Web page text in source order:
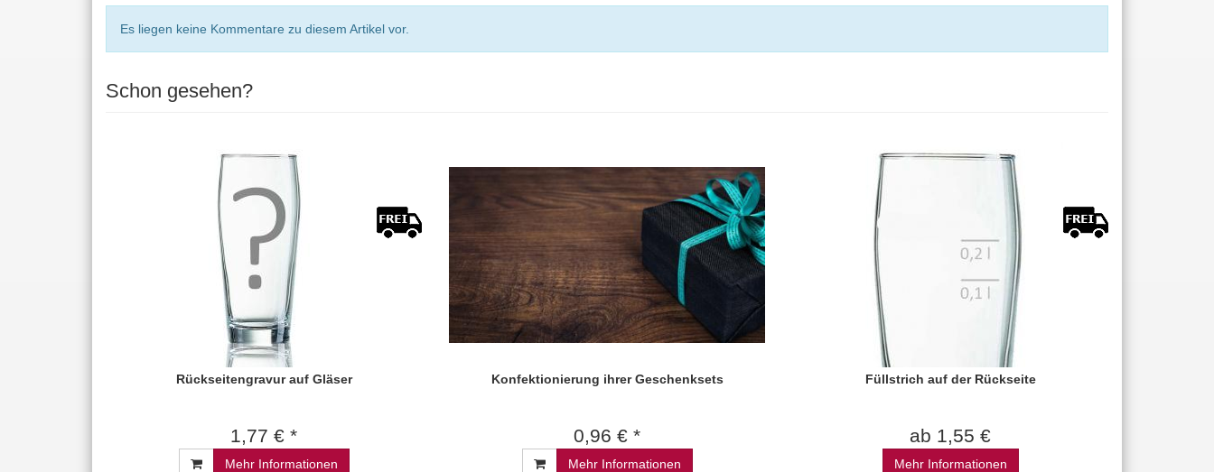
Es liegen keine Kommentare zu diesem Artikel vor.
Schon gesehen?
Rückseitengravur auf Gläser
1,77 € *
Mehr Informationen
Konfektionierung ihrer Geschenksets
0,96 € *
Mehr Informationen
Füllstrich auf der Rückseite
ab 1,55 €
Mehr Informationen